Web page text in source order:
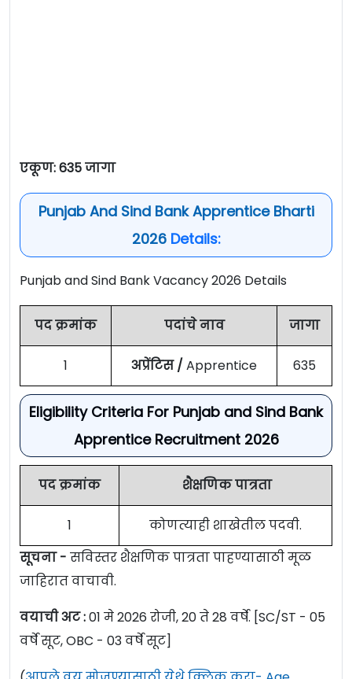
एकूण: 635 जागा
Punjab And Sind Bank Apprentice Bharti
2026Details:
Punjab and Sind Bank Vacancy 2026 Details
पद क्रमांक पदांचे नाव जागा
1 अप्रेंटिस / Apprentice 635
Eligibility Criteria For Punjab and Sind Bank
Apprentice Recruitment 2026
पद क्रमांक शैक्षणिक पात्रता
1
कोणत्याही शाखेतील पदवी.
सूचना - सविस्तर शैक्षणिक पात्रता पाहण्यासाठी मूळ
जाहिरात वाचावी.
वयाची अट :01 मे 2026 रोजी, 20 ते 28 वर्षे. [SC/ST - 05
वर्षे सूट, OBC - 03 वर्षे सूट]